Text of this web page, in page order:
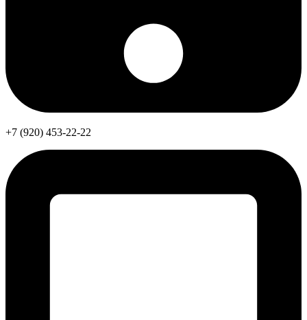
+7 (920) 453-22-22